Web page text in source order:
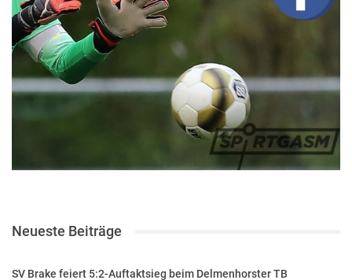
Neueste Beiträge
SV Brake feiert 5:2-Auftaktsieg beim Delmenhorster TB